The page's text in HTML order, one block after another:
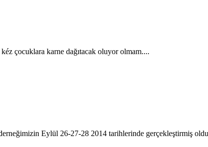
çocuklara karne dağıtacak oluyor olmam....
Eylül 26-27-28 2014 tarihlerinde gerçekleştirmiş